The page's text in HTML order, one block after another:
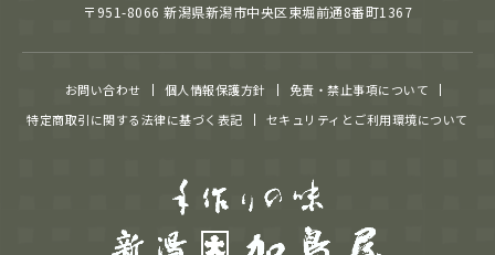
〒951-8066 新潟県新潟市中央区東堀前通8番町1367
お問い合わせ 個人情報保護方針
免責・禁止事項について
特定商取引に関する法律に基づく表記
セキュリティとご利用環境について